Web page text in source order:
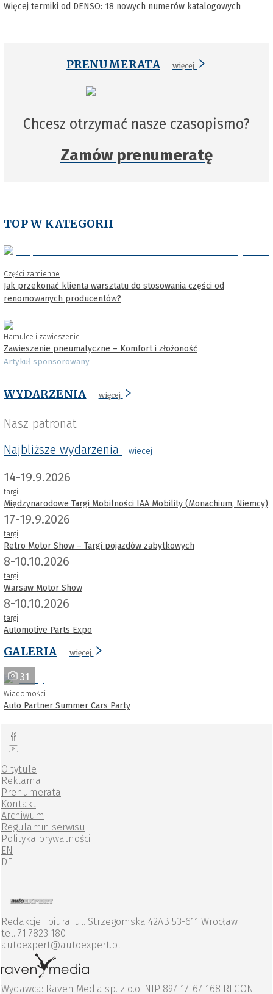
Więcej termiki od DENSO: 18 nowych numerów katalogowych
PRENUMERATA więcej
Chcesz otrzymać nasze czasopismo?
Zamów prenumeratę
TOP W KATEGORII
Części zamienne
Jak przekonać klienta warsztatu do stosowania części od
renomowanych producentów?
Hamulce i zawieszenie
Zawieszenie pneumatyczne – Komfort i złożoność
Artykuł sponsorowany
WYDARZENIA więcej
Nasz patronat
Najbliższe wydarzenia
wiecej
14-19.9.2026
targi
Międzynarodowe Targi Mobilności IAA Mobility (Monachium, Niemcy)
17-19.9.2026
targi
Retro Motor Show – Targi pojazdów zabytkowych
8-10.10.2026
targi
Warsaw Motor Show
8-10.10.2026
targi
Automotive Parts Expo
GALERIA więcej
31
Wiadomości
Auto Partner Summer Cars Party
O tytule
Reklama
Prenumerata
Kontakt
Archiwum
Regulamin serwisu
Polityka prywatności
EN
DE
Redakcje i biura: ul. Strzegomska 42AB 53-611 Wrocław
tel. 71 7823 180
autoexpert@autoexpert.pl
Wydawca: Raven Media sp. z o.o. NIP 897-17-67-168 REGON